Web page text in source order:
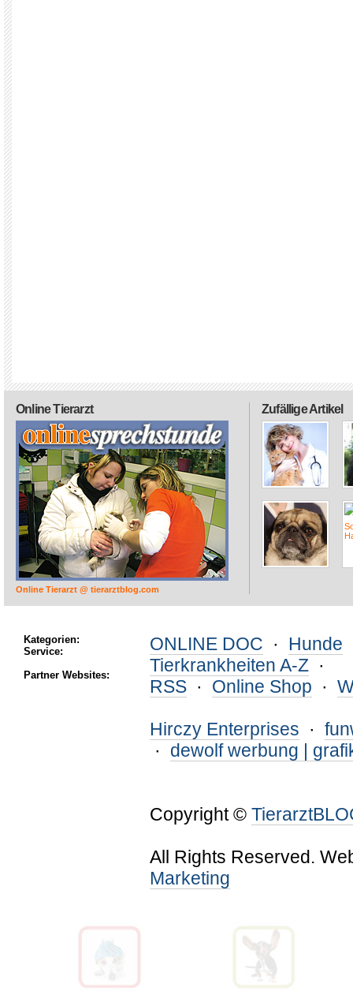
Zufällige Artikel
Online Tierarzt
Online Tierarzt @ tierarztblog.com
Kategorien:
Service:
Partner Websites:
ONLINE DOC · Hunde
Tierkrankheiten A-Z ·
RSS · Online Shop ·
Hirczy Enterprises ·
· dewolf werbung |
Copyright ©
All Rights Reserved.
Marketing